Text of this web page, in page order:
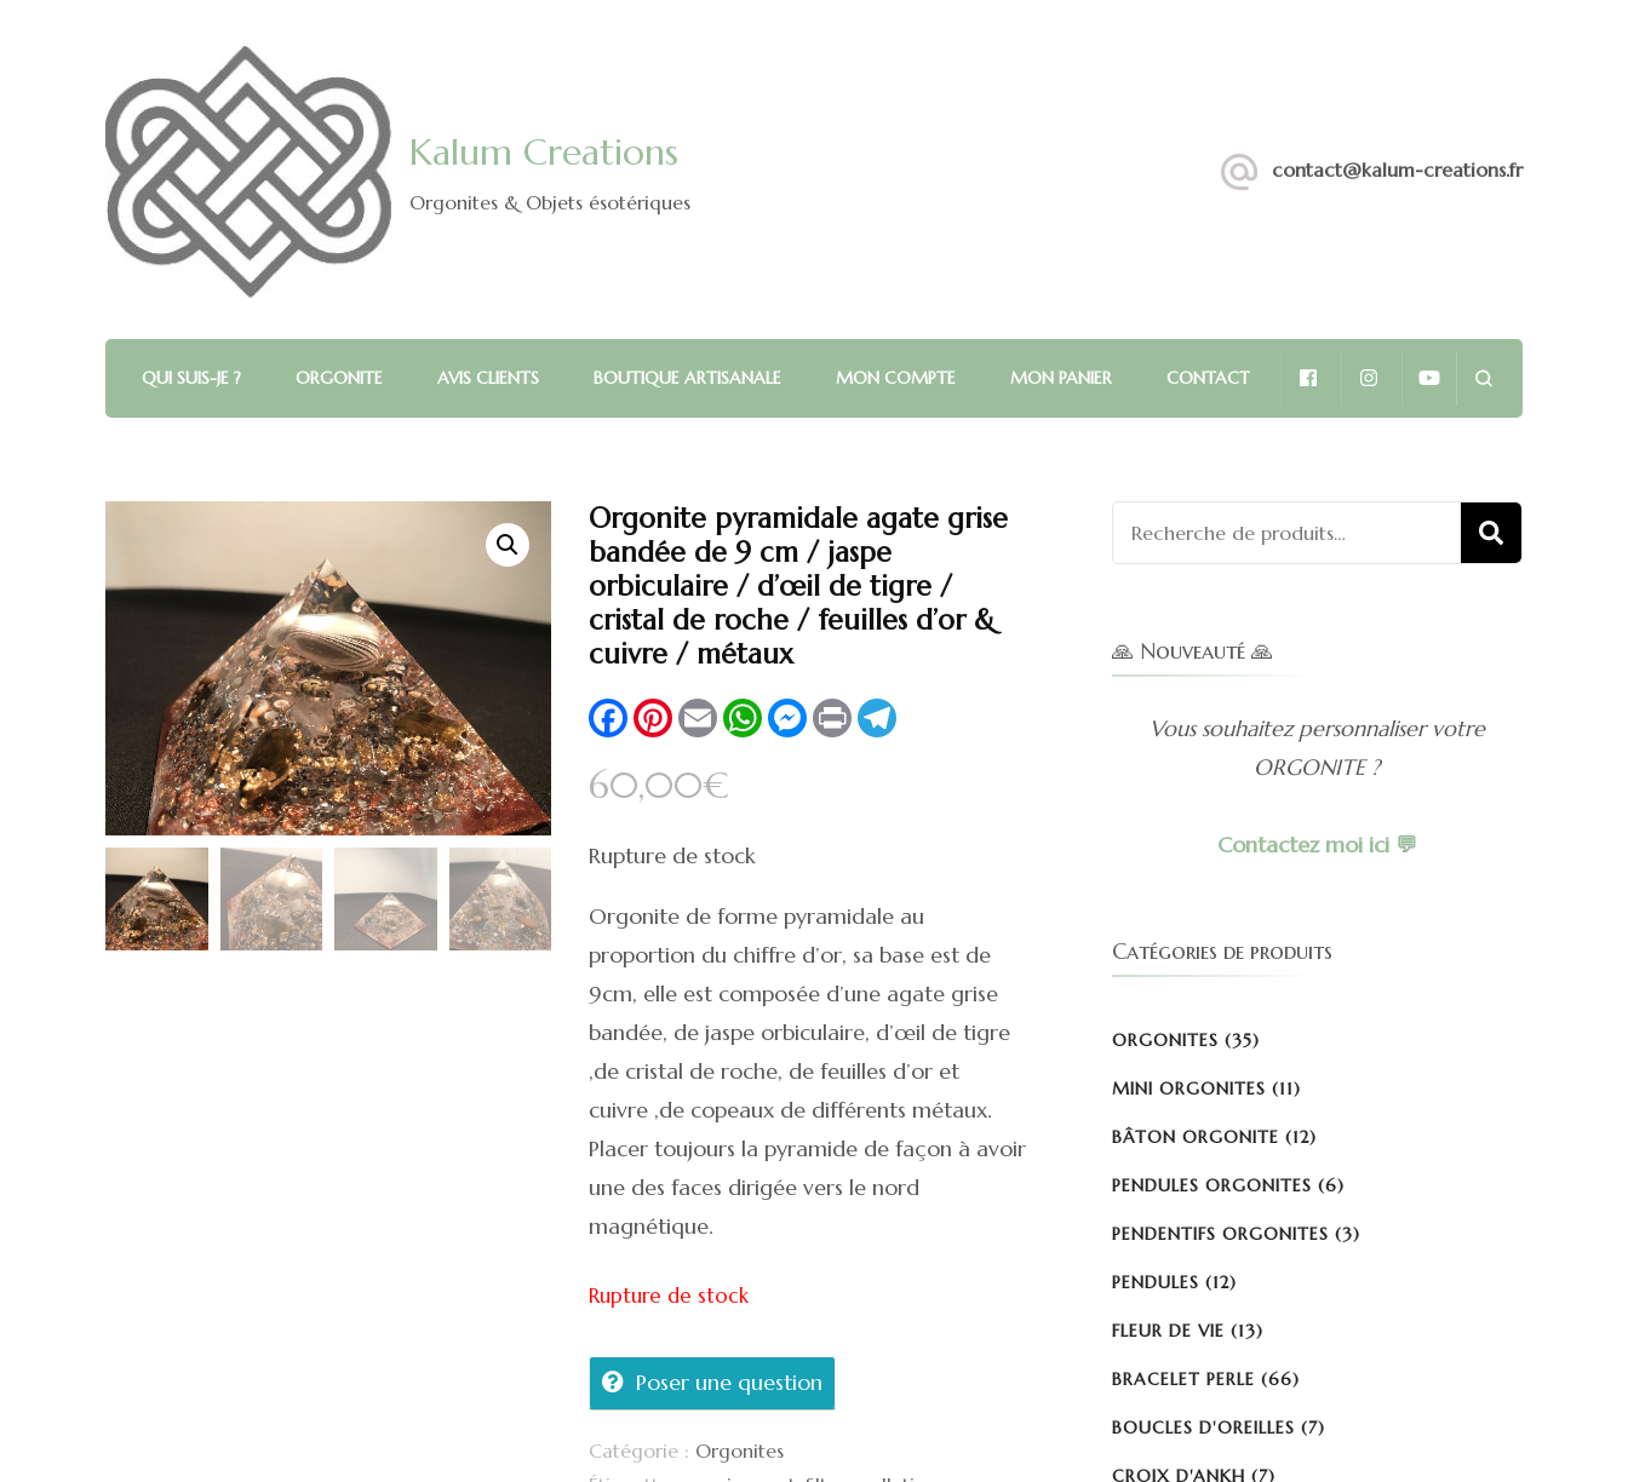
Kalum Creations
Orgonites & Objets ésotériques
contact@kalum-creations.fr
QUI SUIS-JE ? ORGONITE AVIS CLIENTS BOUTIQUE ARTISANALE MON COMPTE MON PANIER CONTACT
Orgonite pyramidale agate grise
bandée de 9 cm / jaspe
orbiculaire / d’œil de tigre /
cristal de roche / feuilles d’or &
cuivre / métaux
FacebookPinterest
EmailWhatsApp
Messenger
PrintTelegram
60,00€
Rupture de stock
Orgonite de forme pyramidale au
proportion du chiffre d’or, sa base est de
9cm, elle est composée d’une agate grise
bandée, de jaspe orbiculaire, d’œil de tigre
,de cristal de roche, de feuilles d’or et
cuivre ,de copeaux de différents métaux.
Placer toujours la pyramide de façon à avoir
une des faces dirigée vers le nord
magnétique.
Rupture de stock
Poser une question
Catégorie : Orgonites
Recherche
pour :
🙏 Nouveauté 🙏
Vous souhaitez personnaliser votre
ORGONITE ?
Contactez moi ici 💬
Catégories de produits
ORGONITES (35)
MINI ORGONITES (11)
BÂTON ORGONITE (12)
PENDULES ORGONITES (6)
PENDENTIFS ORGONITES (3)
PENDULES (12)
FLEUR DE VIE (13)
BRACELET PERLE (66)
BOUCLES D'OREILLES (7)
CROIX D'ANKH (7)